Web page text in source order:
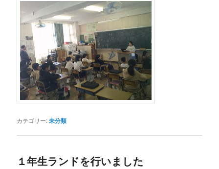
カテゴリー:未分類
１年生ランドを行いました